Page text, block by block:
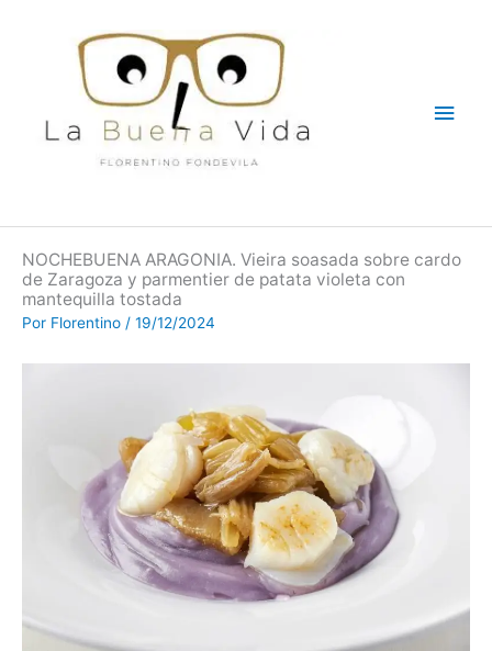
NOCHEBUENA ARAGONIA. Vieira soasada sobre cardo
de Zaragoza y parmentier de patata violeta con
mantequilla tostada
Por Florentino / 19/12/2024